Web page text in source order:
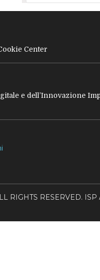
Center
e dell’Innovazione
RIGHTS RESERVED. ISP